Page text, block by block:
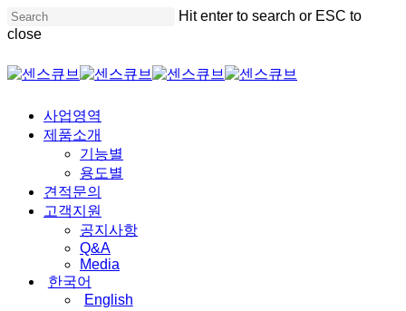
Skip
to
content
Hit enter to search or ESC to
close
Close
Menu 사업영역
제품소개
기능별
용도별
견적문의
고객지원
공지사항
Q&A
Media
한국어
English